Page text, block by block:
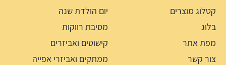
קטלוג מוצרים
בלוג
מפת אתר
צור קשר
יום הולדת שנה
מסיבת רווקות
קישוטים ואביזרים
ממתקים ואביזרי אפייה